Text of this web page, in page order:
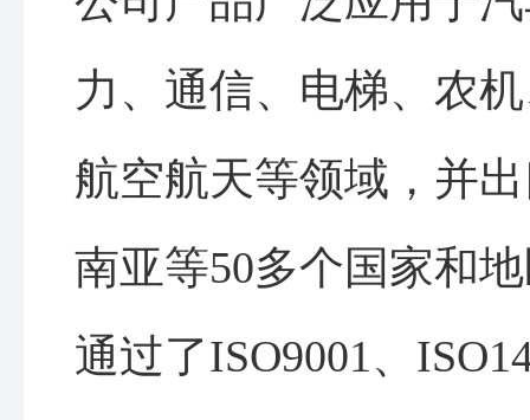
力、通信、电梯、农
航空航天等领域，并
南亚等50多个国家和
通过了ISO9001、